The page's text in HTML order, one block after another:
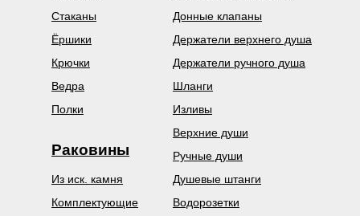
Раковины
Из иск. камня
Комплектующие
Донные клапаны
Держатели верхнего душа
Стаканы
Ёршики
Крючки
Ведра
Полки
Держатели ручного душа
Шланги
Изливы
Верхние души
Ручные души
Душевые штанги
Водорозетки